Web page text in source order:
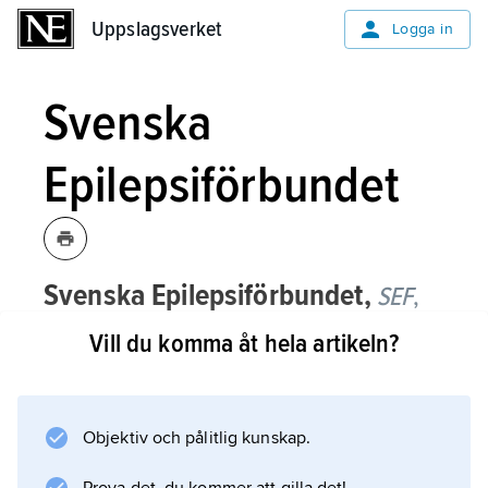
Uppslagsverket Logga in
Svenska
Epilepsiförbundet
Svenska Epilepsiförbundet, SEF,
funktionsrättsförbund som arbetar för
att informera allmänhet och
förbättrad vård och behandling,
motverka fördomar och påverka
Vill du komma åt hela artikeln?
Objektiv och pålitlig kunskap.